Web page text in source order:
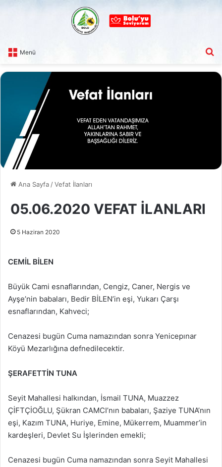
Menü
Ana Sayfa /Vefat İlanları
05.06.2020 VEFAT İLANLARI
5 Haziran 2020
CEMİL BİLEN
Büyük Cami esnaflarından, Cengiz, Caner, Nergis ve
Ayşe’nin babaları, Bedir BİLEN’in eşi, Yukarı Çarşı
esnaflarından, Kahveci;
Cenazesi bugün Cuma namazından sonra Yenicepınar
Köyü Mezarlığına defnedilecektir.
ŞERAFETTİN TUNA
Seyit Mahallesi halkından, İsmail TUNA, Muazzez
ÇİFTÇİOĞLU, Şükran CAMCI’nın babaları, Şaziye TUNA’nın
eşi, Kazım TUNA, Huriye, Emine, Mükerrem, Muammer’in
kardeşleri, Devlet Su İşlerinden emekli;
Cenazesi bugün Cuma namazından sonra Seyit Mahallesi